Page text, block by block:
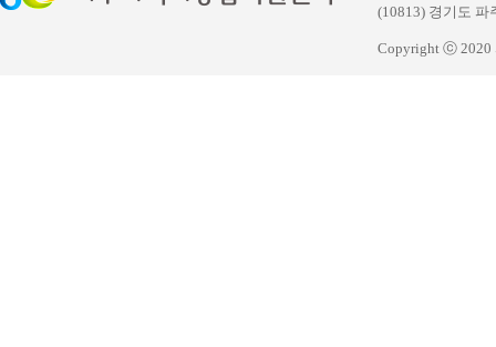
(10813) 경기도 파
Copyright ⓒ 2020